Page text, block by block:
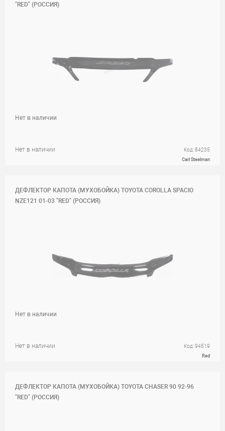
"RED" (РОССИЯ)
Нет в наличии Код: 84235
Carl Steelman
Нет в наличии
ДЕФЛЕКТОР КАПОТА (МУХОБОЙКА) TOYOTA COROLLA SPACIO
NZE121 01-03 "RED" (РОССИЯ)
Нет в наличии Код: 94519
Red
Нет в наличии
ДЕФЛЕКТОР КАПОТА (МУХОБОЙКА) TOYOTA CHASER 90 92-96
"RED" (РОССИЯ)